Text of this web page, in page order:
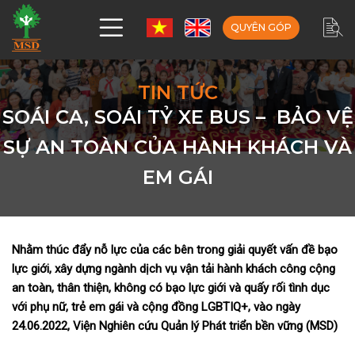
QUYÊN GÓP
TIN TỨC
SOÁI CA, SOÁI TỶ XE BUS – BẢO VỆ
SỰ AN TOÀN CỦA HÀNH KHÁCH VÀ
EM GÁI
Nhằm thúc đẩy nỗ lực của các bên trong giải quyết vấn đề bạo
lực giới, xây dựng ngành dịch vụ vận tải hành khách công cộng
an toàn, thân thiện, không có bạo lực giới và quấy rối tình dục
với phụ nữ, trẻ em gái và cộng đồng LGBTIQ+, vào ngày
24.06.2022, Viện Nghiên cứu Quản lý Phát triển bền vững (MSD)